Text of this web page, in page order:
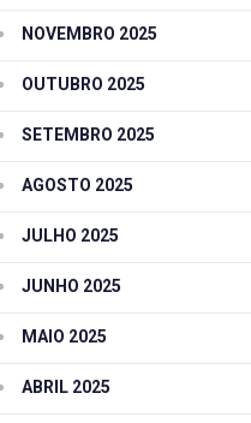
NOVEMBRO 2025
OUTUBRO 2025
SETEMBRO 2025
AGOSTO 2025
JULHO 2025
JUNHO 2025
MAIO 2025
ABRIL 2025